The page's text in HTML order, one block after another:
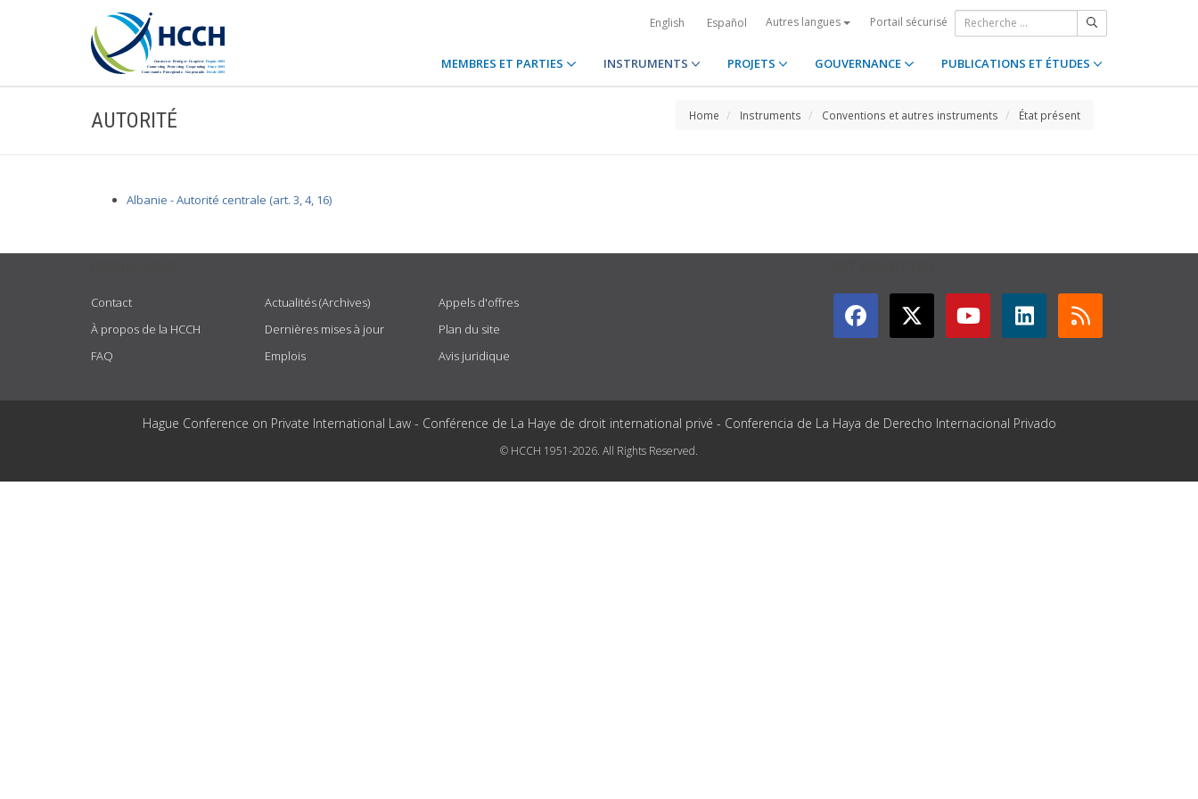
English Español Autres langues Portail sécurisé
MEMBRES ET PARTIES INSTRUMENTS PROJETS GOUVERNANCE PUBLICATIONS ET ÉTUDES
AUTORITÉ Home Instruments Conventions et autres instruments État présent
Albanie - Autorité centrale (art. 3, 4, 16)
Contact
À propos de la HCCH
FAQ
Actualités (Archives)
Dernières mises à jour
Emplois
Appels d'offres
Plan du site
Avis juridique
Hague Conference on Private International Law - Conférence de La Haye de droit international privé - Conferencia de La Haya de Derecho Internacional Privado
© HCCH 1951-2026. All Rights Reserved.